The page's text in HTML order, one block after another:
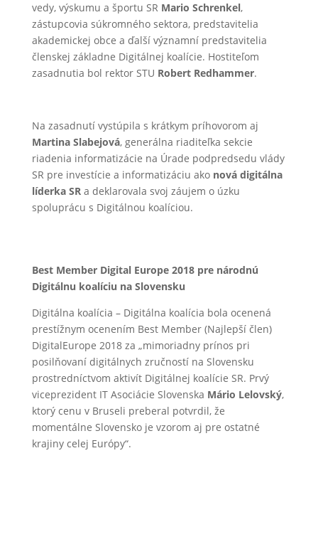
vedy, výskumu a športu SR Mario Schrenkel,
zástupcovia súkromného sektora, predstavitelia
akademickej obce a ďalší významní predstavitelia
členskej základne Digitálnej koalície. Hostiteľom
zasadnutia bol rektor STU Robert Redhammer.
Na zasadnutí vystúpila s krátkym príhovorom aj
Martina Slabejová, generálna riaditeľka sekcie
riadenia informatizácie na Úrade podpredsedu vlády
SR pre investície a informatizáciu ako nová digitálna
líderka SRa deklarovala svoj záujem o úzku
spoluprácu s Digitálnou koalíciou.
Best Member Digital Europe 2018 pre národnú
Digitálnu koalíciu na Slovensku
Digitálna koalícia – Digitálna koalícia bola ocenená
prestížnym ocenením Best Member (Najlepší člen)
DigitalEurope 2018 za „mimoriadny prínos pri
posilňovaní digitálnych zručností na Slovensku
prostredníctvom aktivít Digitálnej koalície SR. Prvý
viceprezident IT Asociácie Slovenska Mário Lelovský,
ktorý cenu v Bruseli preberal potvrdil, že
momentálne Slovensko je vzorom aj pre ostatné
krajiny celej Európy“.